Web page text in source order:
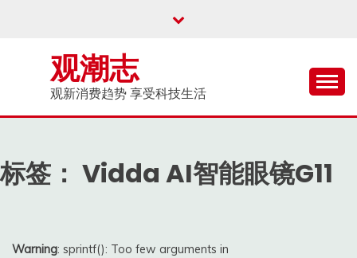
观潮志
观新消费趋势 享受科技生活
标签： Vidda AI智能眼镜G11
Warning: sprintf(): Too few arguments in